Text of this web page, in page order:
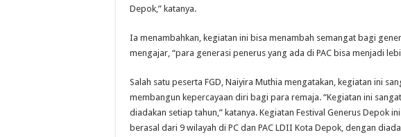
Depok,” katanya.
Ia menambahkan, kegiatan ini bisa menambah semangat bagi
mengajar, “para generasi penerus yang ada di PAC bisa menjadi
Salah satu peserta FGD, Naiyira Muthia mengatakan, kegiatan ini
membangun kepercayaan diri bagi para remaja. “Kegiatan ini
diadakan setiap tahun,” katanya. Kegiatan Festival Generus Depok
berasal dari 9 wilayah di PC dan PAC LDII Kota Depok, dengan